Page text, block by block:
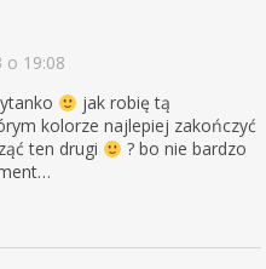
o 19:08
jak robię tą
kolorze najlepiej zakończyć
ten drugi
? bo nie bardzo